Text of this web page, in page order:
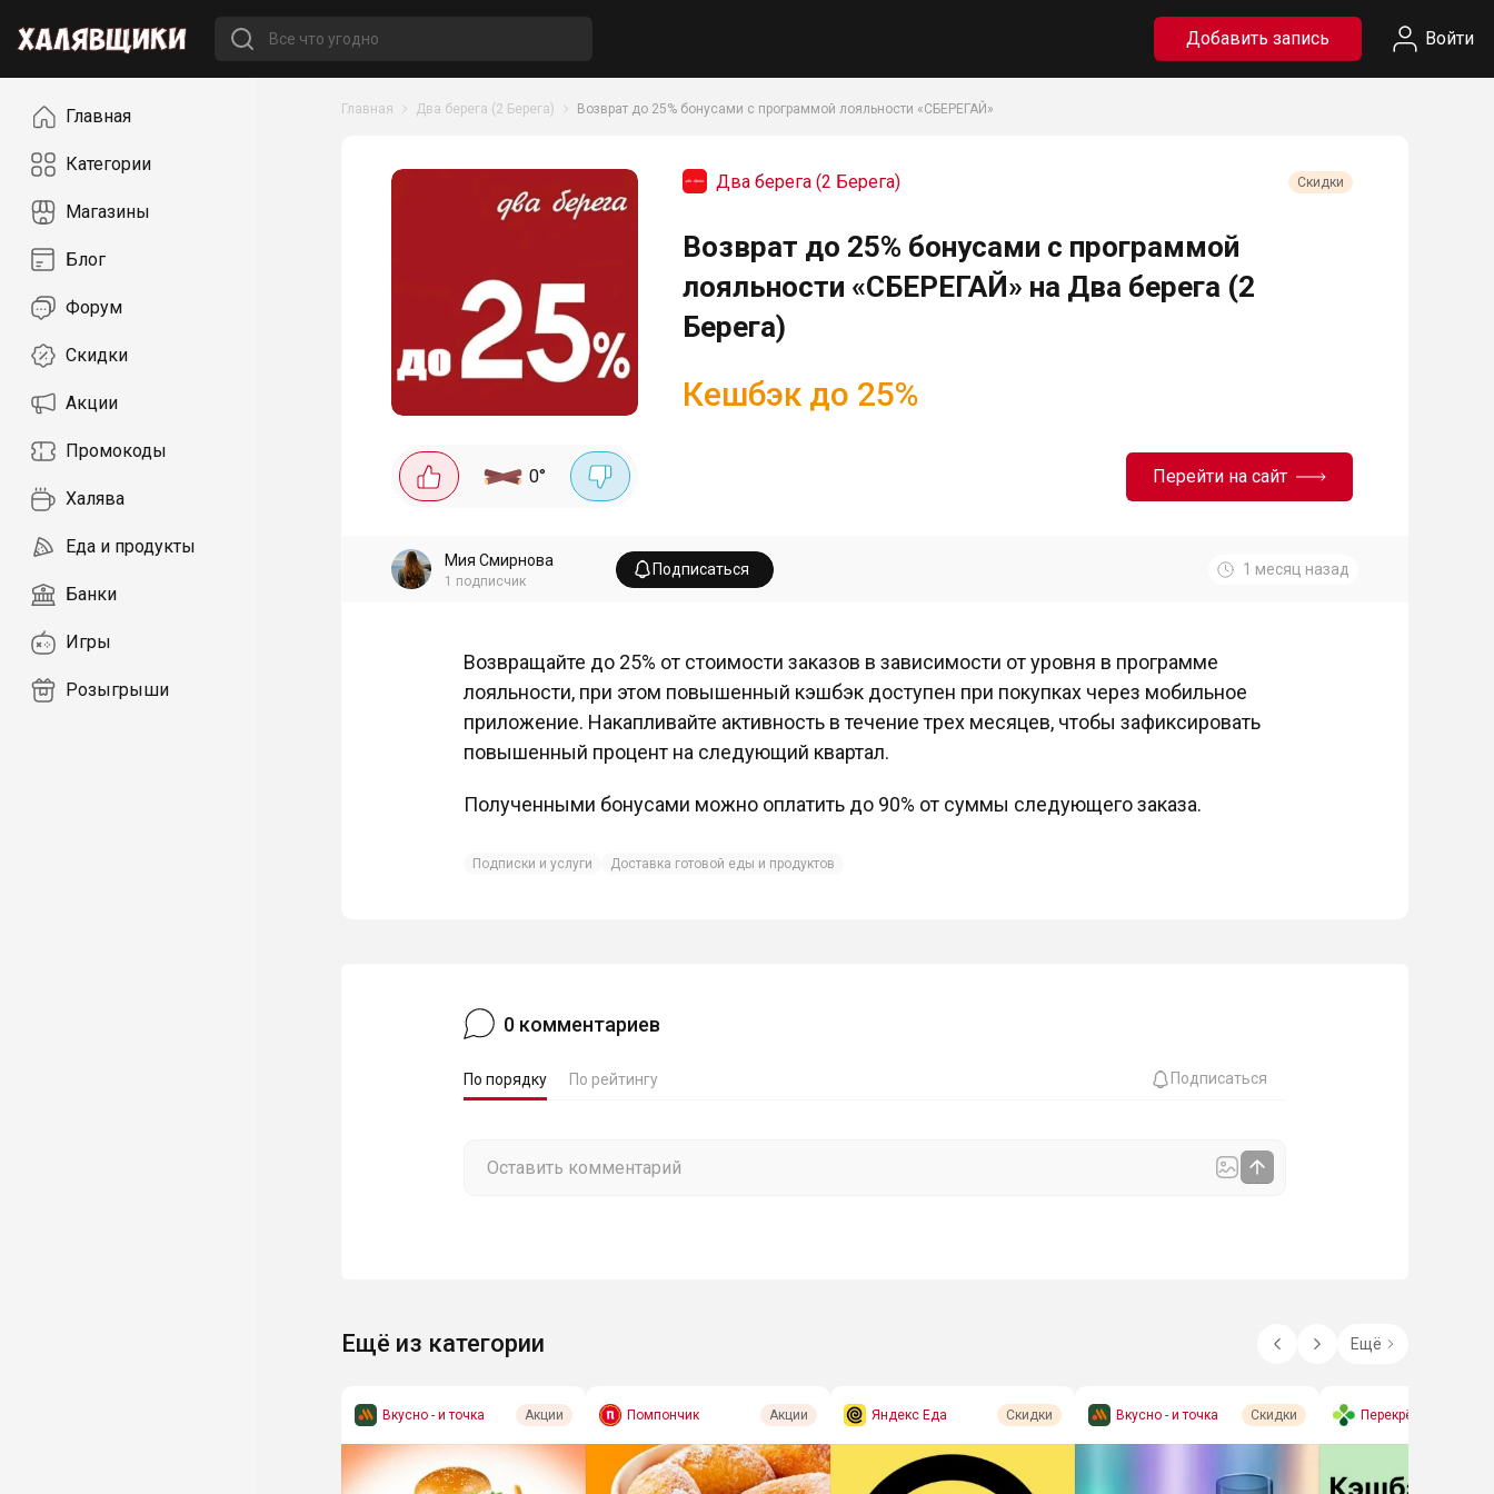
Добавить запись Войти
НавигацияГлавная
Категории
Магазины
Блог
Форум
Скидки
Акции
Промокоды
Халява
Еда и продукты
Банки
Игры
Розыгрыши
Главная Два берега (2 Берега) Возврат до 25% бонусами с программой лояльности «СБЕРЕГАЙ»
Два берега (2 Берега) Скидки
Возврат до 25% бонусами с программой
лояльности «СБЕРЕГАЙ» на Два берега (2
Берега)
Кешбэк до 25%
0° Перейти на сайт
Мия Смирнова
1 подписчик
Подписаться 1 месяц назад
Возвращайте до 25% от стоимости заказов в зависимости от уровня в программе
лояльности, при этом повышенный кэшбэк доступен при покупках через мобильное
приложение. Накапливайте активность в течение трех месяцев, чтобы зафиксировать
повышенный процент на следующий квартал.
Полученными бонусами можно оплатить до 90% от суммы следующего заказа.
Подписки и услуги Доставка готовой еды и продуктов
0 комментариев
По порядку По рейтингу Подписаться
Ещё из категории Ещё
Вкусно - и точка Акции Помпончик Акции Яндекс Еда Скидки Вкусно - и точка Скидки
Перекрёсток (экспре